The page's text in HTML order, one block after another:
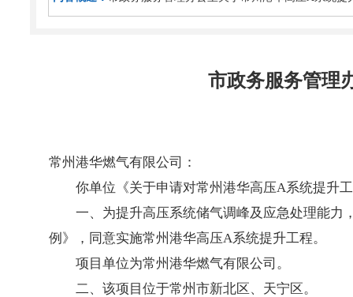
市政务服务管理
常州港华燃气有限公司：
你单位《关于申请对常州港华高压A系统提升
一、为提升高压系统储气调峰及应急处理能力
例》，同意实施常州港华高压A系统提升工程。
项目单位为常州港华燃气有限公司。
二、该项目位于常州市新北区、天宁区。